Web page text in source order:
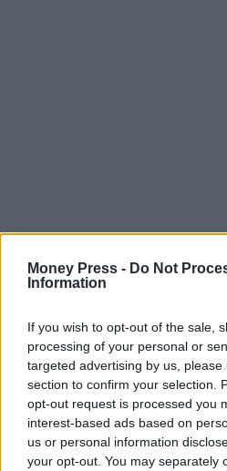
Money Press - Do Not
Information
If you wish to opt-out of the sale,
processing of your personal or
targeted advertising by us,
section to confirm your selection.
opt-out request is processed you
interest-based ads based on
us or personal information
your opt-out. You may separately